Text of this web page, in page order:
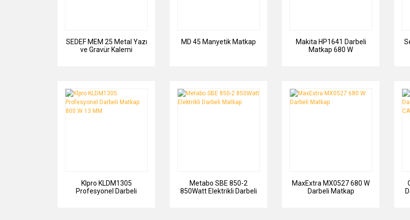
SEDEF MEM 25 Metal Yazı
ve Gravür Kalemi
MD 45 Manyetik Matkap
Makita HP1641 Darbeli
Matkap 680 W
Klpro KLDM1305
Profesyonel Darbeli
Metabo SBE 850-2
850Watt Elektrikli Darbeli
MaxExtra MX0527 680 W
Darbeli Matkap